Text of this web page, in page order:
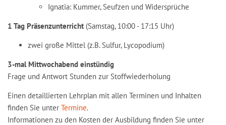
Ignatia: Kummer, Seufzen und Widersprüche
1 Tag Präsenzunterricht (Samstag, 10:00 - 17:15 Uhr)
zwei große Mittel (z.B. Sulfur, Lycopodium)
3-mal Mittwochabend einstündig
Frage und Antwort Stunden zur Stoffwiederholung
Einen detaillierten Lehrplan mit allen Terminen und Inhalten
finden Sie unter Termine.
Informationen zu den Kosten der Ausbildung finden Sie unter